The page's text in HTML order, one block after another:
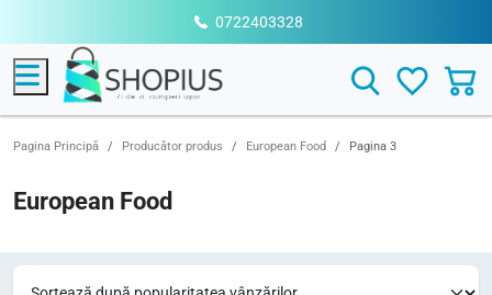
0722403328
Menu Search
Pagina Principă Producător produs European Food Pagina 3
European Food